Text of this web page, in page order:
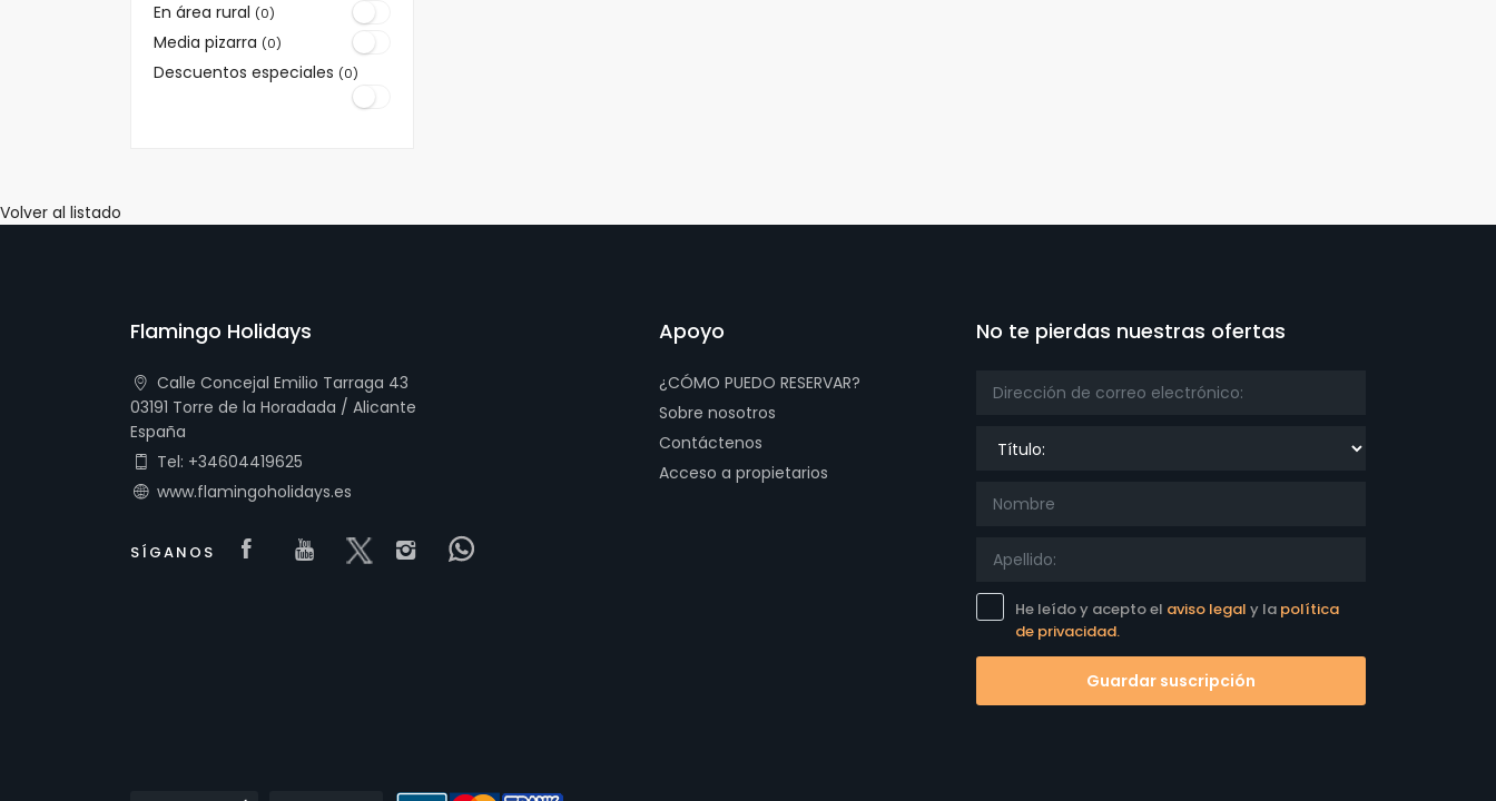
En área rural (0)
Media pizarra (0)
Descuentos especiales (0)
Volver al listado
Flamingo Holidays
Calle Concejal Emilio Tarraga 43
03191 Torre de la Horadada / Alicante
España
Tel: +34604419625
www.flamingoholidays.es
SÍGANOS Visit our Facebook page
Visit our youtube page
Visit our x page
Visit our isntagram page
Apoyo
¿CÓMO PUEDO RESERVAR?
Sobre nosotros
Contáctenos
Acceso a propietarios
No te pierdas nuestras ofertas
Título:
He leído y acepto el aviso legal y la política
de privacidad.
Guardar suscripción